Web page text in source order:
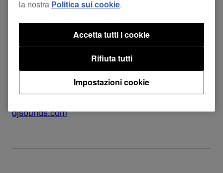
DJsounds Show 2015 - Dyro
Check out the Dyro DJsounds Show 2015 on
djsounds.com
la nostra Politica sui cookie.
Impostazioni cookie
Rifiuta tutti
Accetta tutti i cookie